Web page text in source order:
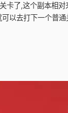
卡了,这个副本相
以去打下一个普